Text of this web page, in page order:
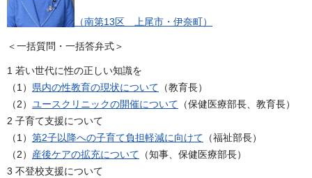
（南第13区 上尾市・伊奈町）
＜一括質問・一括答弁式＞
1 若い世代に性の正しい知識を
（1） 県内の性教育の現状について （教育長）
（2） ユースクリニックの開催について （保健医療部長、教育長）
2 子育て支援について
（1） 第2子以降への子育て負担軽減に向けて （福祉部長）
（2） 産後ケアの拡充について （知事、保健医療部長）
3 不登校支援について